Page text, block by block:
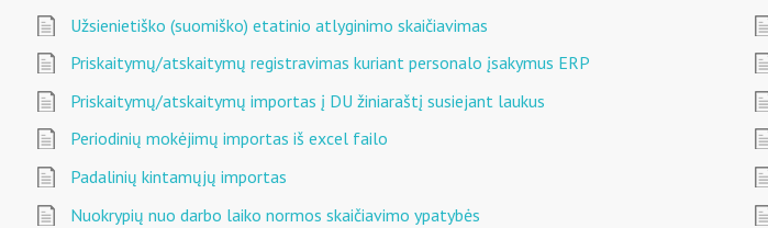
Užsienietiško (suomiško) etatinio atlyginimo skaičiavimas
Priskaitymų/atskaitymų registravimas kuriant personalo įsakymus ERP
Priskaitymų/atskaitymų importas į DU žiniaraštį susiejant laukus
Periodinių mokėjimų importas iš excel failo
Padalinių kintamųjų importas
Nuokrypių nuo darbo laiko normos skaičiavimo ypatybės